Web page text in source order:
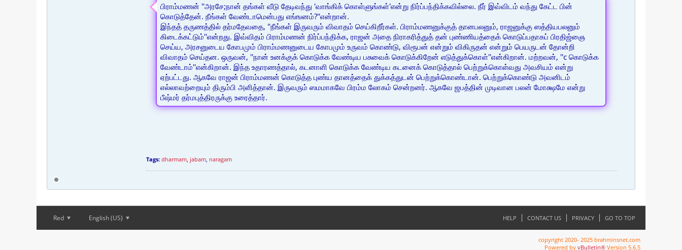
பிராம்மணன் ''அரசே;நான் தங்கள் வீடு தேடிவந்து 'வாங்கிக் கொள்ளுங்கள்'என்று நிர்ப்பந்திக்கவில்லை. நீர் இவ்விடம் வந்து கேட்ட பின்
கொடுத்தேன். நீங்கள் வேண்டாமென்பது எங்ஙனம்?''என்றான்.
இந்தத் தருணத்தில் தர்மதேவதை, ''நீங்கள் இருவரும் விவாதம் செய்கிறீர்கள். பிராம்மணனுக்குத் தானபலனும், ராஜனுக்கு ஸத்தியபலனும்
கிடைக்கட்டும்''என்றது. இவ்விதம் பிராம்மணன் நிர்ப்பந்திக்க, ராஜன் அதை நிராகரித்துத் தன் புண்ணியத்தைக் கொடுப்பதாகப் பிரதிஜ்ஞை
செய்ய, அரசனுடைய கோபமும் பிராம்மணனுடைய கோபமும் உருவம் கொண்டு, விரூபன் என்றும் விகிருதன் என்றும் பெயருடன் தோன்றி
விவாதம் செய்தன. ஒருவன், ''நான் உனக்குக் கொடுக்க வேண்டிய பசுவைக் கொடுக்கிறேன் எடுத்துக்கொள்''என்கிறான். மற்றவன், ''c கொடுக்க
வேண்டாம்''என்கிறான். இந்த உதாரணத்தால், கடனாளி கொடுக்க வேண்டிய கடனைக் கொடுத்தால் பெற்றுக்கொள்வது அவசியம் என்று
ஏற்பட்டது. ஆகவே ராஜன் பிராம்மணன் கொடுத்த புண்ய தானத்தைக் துக்கத்துடன் பெற்றுக்கொண்டான். பெற்றுக்கொண்டு அவனிடம்
எல்லாவற்றையும் திரும்பி அளித்தான். இருவரும் ஸமமாகவே பிரம்ம லோகம் சென்றனர். ஆகவே ஜபத்தின் முடிவான பலன் மோக்ஷமே என்று
பீஷ்மர் தர்மபுத்திரருக்கு உரைத்தார்.
Tags: dharmam jabam naragam
Red English (US) HELP CONTACT US PRIVACY GO TO TOP
copyright 2020- 2025 brahminsnet.com
Powered by vBulletin® Version 5.6.5